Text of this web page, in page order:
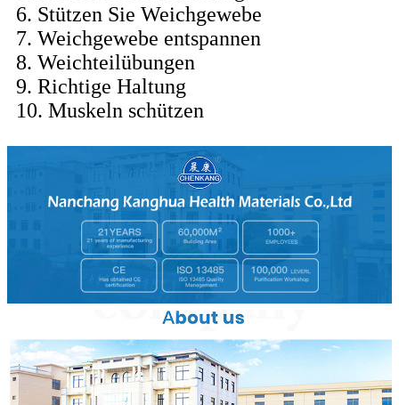
6. Stützen Sie Weichgewebe
7. Weichgewebe entspannen
8. Weichteilübungen
9. Richtige Haltung
10. Muskeln schützen